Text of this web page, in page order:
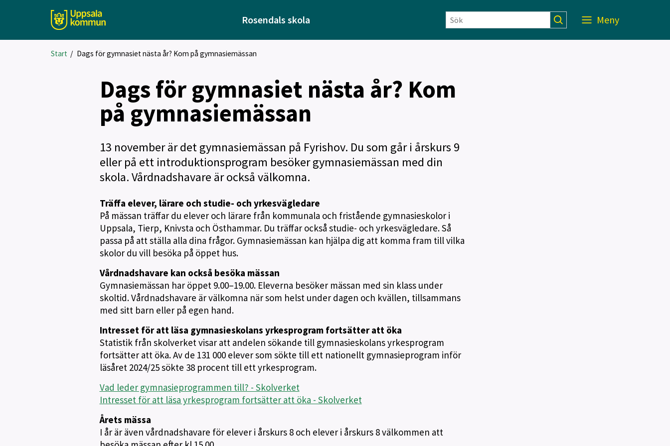
Rosendals skola Meny
Start / Dags för gymnasiet nästa år? Kom på gymnasiemässan
Dags för gymnasiet nästa år? Kom
på gymnasiemässan
13 november är det gymnasiemässan på Fyrishov. Du som går i årskurs 9
eller på ett introduktionsprogram besöker gymnasiemässan med din
skola. Vårdnadshavare är också välkomna.
Träffa elever, lärare och studie- och yrkesvägledare
På mässan träffar du elever och lärare från kommunala och fristående gymnasieskolor i
Uppsala, Tierp, Knivsta och Östhammar. Du träffar också studie- och yrkesvägledare. Så
passa på att ställa alla dina frågor. Gymnasiemässan kan hjälpa dig att komma fram till vilka
skolor du vill besöka på öppet hus.
Vårdnadshavare kan också besöka mässan
Gymnasiemässan har öppet 9.00–19.00. Eleverna besöker mässan med sin klass under
skoltid. Vårdnadshavare är välkomna när som helst under dagen och kvällen, tillsammans
med sitt barn eller på egen hand.
Intresset för att läsa gymnasieskolans yrkesprogram fortsätter att öka
Statistik från skolverket visar att andelen sökande till gymnasieskolans yrkesprogram
fortsätter att öka. Av de 131 000 elever som sökte till ett nationellt gymnasieprogram inför
läsåret 2024/25 sökte 38 procent till ett yrkesprogram.
Vad leder gymnasieprogrammen till? - Skolverket
Intresset för att läsa yrkesprogram fortsätter att öka - Skolverket
Årets mässa
I år är även vårdnadshavare för elever i årskurs 8 och elever i årskurs 8 välkommen att